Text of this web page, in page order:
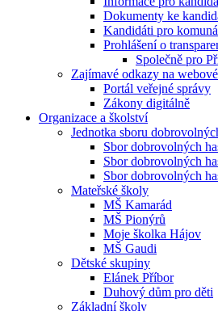
Dokumenty ke
Kandidáti pro
Prohlášení o
Společně pro
Zajímavé odkazy na
Portál veřejné správy
Zákony digitálně
Organizace a školství
Jednotka sboru
Sbor dobrovolných
Sbor dobrovolných
Sbor dobrovolných
Mateřské školy
MŠ Kamarád
MŠ Pionýrů
Moje školka Hájov
MŠ Gaudi
Dětské skupiny
Elánek Příbor
Duhový dům pro děti
Základní školy